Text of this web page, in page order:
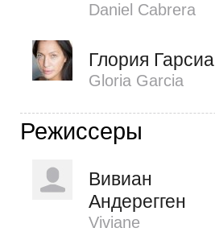
Daniel Cabrera
Глория Гарсиа
Gloria Garcia
Режиссеры
Вивиан
Андерегген
Viviane